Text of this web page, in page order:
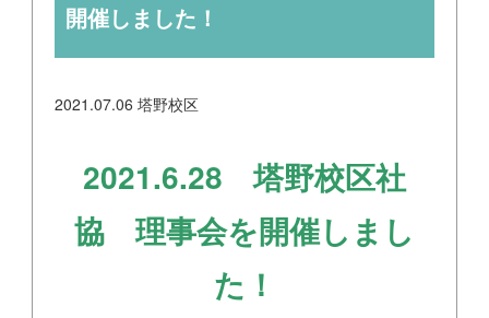
開催しました！
2021.07.06 塔野校区
2021.6.28 塔野校区社
協 理事会を開催しまし
た！